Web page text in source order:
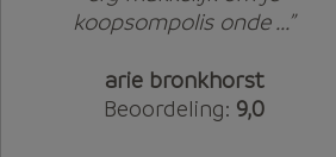
koopsompolis onde ...”
arie bronkhorst
Beoordeling: 9,0